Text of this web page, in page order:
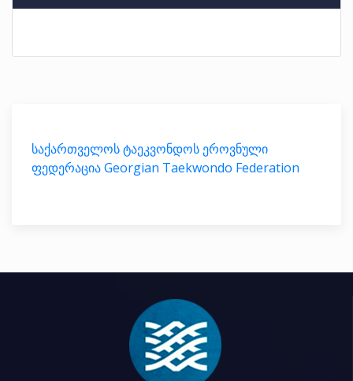
საქართველოს ტაეკვონდოს ეროვნული
ფედერაცია Georgian Taekwondo Federation